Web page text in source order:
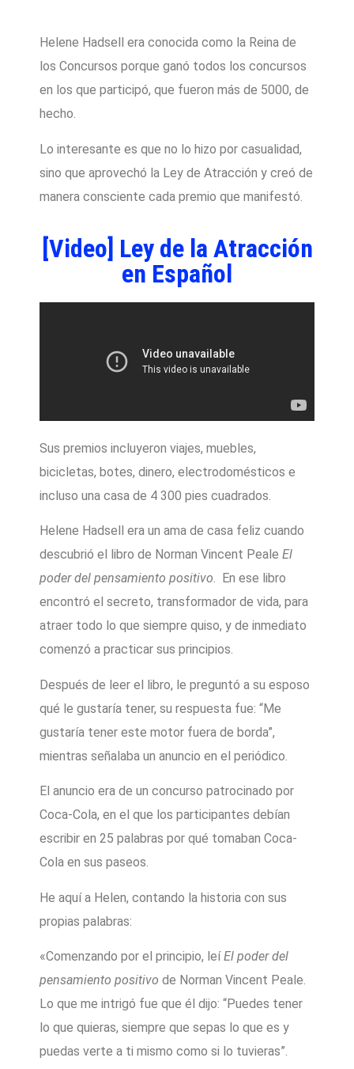
Helene Hadsell era conocida como la Reina de
los Concursos porque ganó todos los concursos
en los que participó, que fueron más de 5000, de
hecho.
Lo interesante es que no lo hizo por casualidad,
sino que aprovechó la Ley de Atracción y creó de
manera consciente cada premio que manifestó.
[Video] Ley de la Atracción
en Español
Sus premios incluyeron viajes, muebles,
bicicletas, botes, dinero, electrodomésticos e
incluso una casa de 4 300 pies cuadrados.
Helene Hadsell era un ama de casa feliz cuando
descubrió el libro de Norman Vincent Peale El
poder del pensamiento positivo. En ese libro
encontró el secreto, transformador de vida, para
atraer todo lo que siempre quiso, y de inmediato
comenzó a practicar sus principios.
Después de leer el libro, le preguntó a su esposo
qué le gustaría tener, su respuesta fue: “Me
gustaría tener este motor fuera de borda”,
mientras señalaba un anuncio en el periódico.
El anuncio era de un concurso patrocinado por
Coca-Cola, en el que los participantes debían
escribir en 25 palabras por qué tomaban Coca-
Cola en sus paseos.
He aquí a Helen, contando la historia con sus
propias palabras:
«Comenzando por el principio, leíEl poder del
pensamiento positivo de Norman Vincent Peale.
Lo que me intrigó fue que él dijo: “Puedes tener
lo que quieras, siempre que sepas lo que es y
puedas verte a ti mismo como si lo tuvieras”.